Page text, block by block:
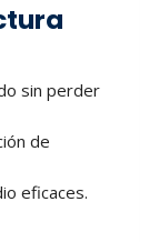
sin perder
de
eficaces.